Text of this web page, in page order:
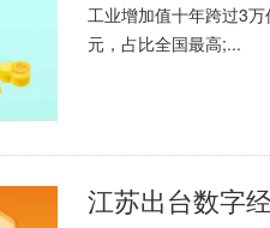
工业增加值十年跨过3
元，占比全国最高;...